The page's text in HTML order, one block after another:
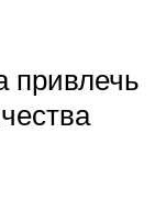
привлечь